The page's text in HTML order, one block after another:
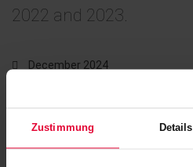
Zustimmung Details
2022 and 2023.
December 2024
You can find the full reporthere.